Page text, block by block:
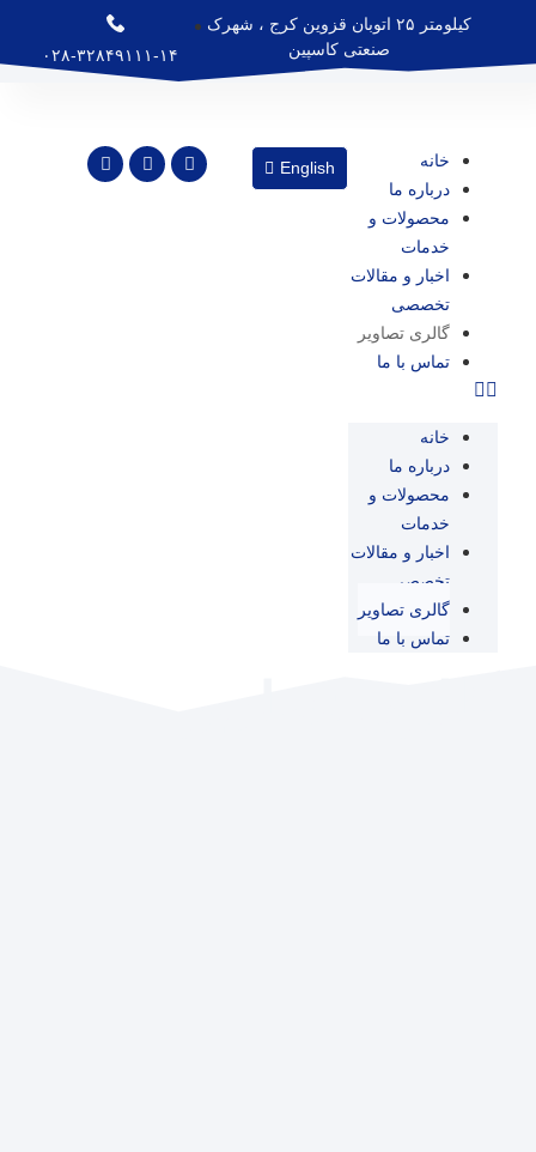
کیلومتر ۲۵ اتوبان قزوین کرج ، شهرک
صنعتی کاسپین
۰۲۸-۳۲۸۴۹۱۱۱-۱۴
خانه
درباره ما
محصولات و
خدمات
اخبار و مقالات
تخصصی
گالری تصاویر
تماس با ما
خانه
درباره ما
محصولات و
خدمات
اخبار و مقالات
تخصصی
گالری تصاویر
تماس با ما
English